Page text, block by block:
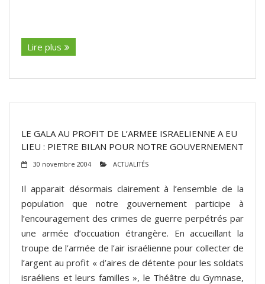
Lire plus
LE GALA AU PROFIT DE L’ARMEE ISRAELIENNE A EU
LIEU : PIETRE BILAN POUR NOTRE GOUVERNEMENT
30 novembre 2004 ACTUALITÉS
Il apparait désormais clairement à l’ensemble de la
population que notre gouvernement participe à
l’encouragement des crimes de guerre perpétrés par
une armée d’occuation étrangère. En accueillant la
troupe de l’armée de l’air israélienne pour collecter de
l’argent au profit « d’aires de détente pour les soldats
israéliens et leurs familles », le Théâtre du Gymnase,